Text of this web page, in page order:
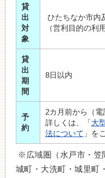
貸
出
対
象
ひたちなか市内
（営利目的の利
貸
出
期
間
8日以内
予
約
2カ月前から（電
詳しくは、「大
法について 」を
※広域圏（水戸市・笠
城町・大洗町・城里町